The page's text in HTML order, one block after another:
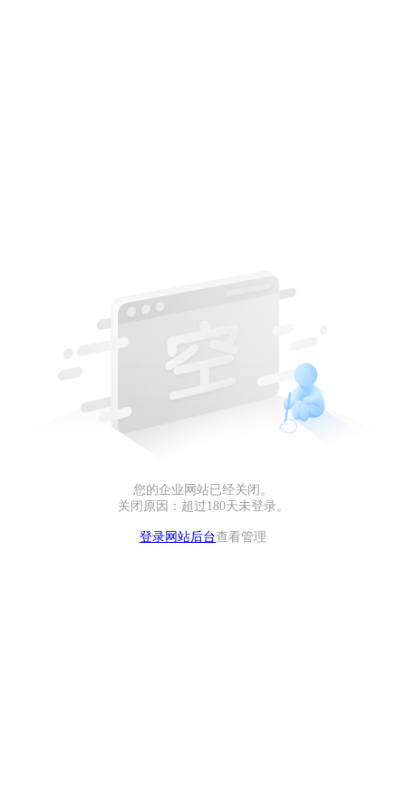
您的企业网站已经关闭。
关闭原因：超过180天未登录。
登录网站后台查看管理